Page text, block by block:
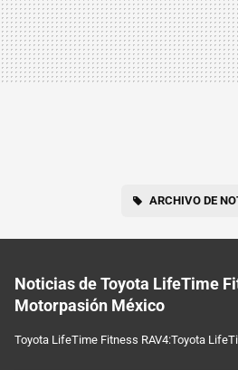
ARCHIVO DE
Noticias de Toyota LifeTime
Motorpasión México
Toyota LifeTime Fitness RAV4:Toyota